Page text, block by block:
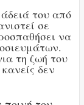
του από
σε
να
τη ζωή του
δεν